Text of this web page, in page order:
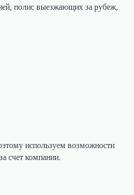
полис выезжающих за рубеж,
используем возможности
счет компании.